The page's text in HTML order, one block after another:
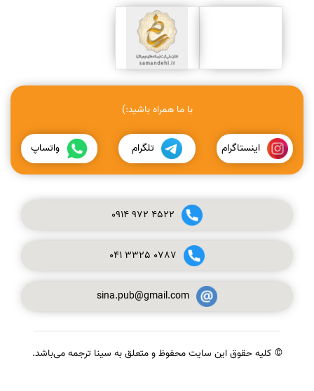
با ما همراه باشید:)
اینستاگرام تلگرام واتساپ
0914972 4522
041 3325 0787
sina.pub@gmail.com
© کلیه حقوق این سایت محفوظ و متعلق به سینا ترجمه می‌باشد.